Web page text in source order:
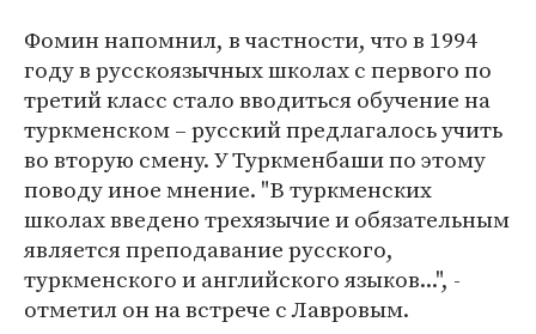
Фомин напомнил, в частности, что в 1994
году в русскоязычных школах с первого по
третий класс стало вводиться обучение на
туркменском – русский предлагалось учить
во вторую смену. У Туркменбаши по этому
поводу иное мнение. "В туркменских
школах введено трехязычие и обязательным
является преподавание русского,
туркменского и английского языков...", -
отметил он на встрече с Лавровым.